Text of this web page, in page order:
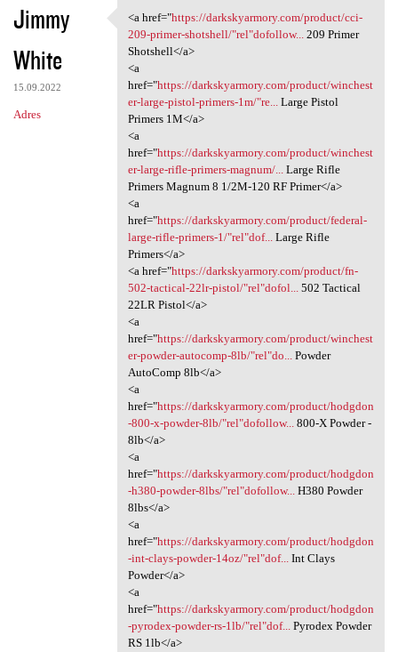
Jimmy
White
15.09.2022
Adres
<a href="https:/
<a href="https://darkskyarmory.com/product/cci-
209-primer-shotshell/"rel"dofollow...
209 Primer
Shotshell</a>
<a
href="https://darkskyarmory.com/product/winchest
er-large-pistol-primers-1m/"re...
Large Pistol
Primers 1M</a>
<a
href="https://darkskyarmory.com/product/winchest
er-large-rifle-primers-magnum/...
Large Rifle
Primers Magnum 8 1/2M-120 RF Primer</a>
<a
href="https://darkskyarmory.com/product/federal-
large-rifle-primers-1/"rel"dof...
Large Rifle
Primers</a>
<a href="https://darkskyarmory.com/product/fn-
502-tactical-22lr-pistol/"rel"dofol...
502 Tactical
22LR Pistol</a>
<a
href="https://darkskyarmory.com/product/winchest
er-powder-autocomp-8lb/"rel"do...
Powder
AutoComp 8lb</a>
<a
href="https://darkskyarmory.com/product/hodgdon
-800-x-powder-8lb/"rel"dofollow...
800-X Powder -
8lb</a>
<a
href="https://darkskyarmory.com/product/hodgdon
-h380-powder-8lbs/"rel"dofollow...
H380 Powder
8lbs</a>
<a
href="https://darkskyarmory.com/product/hodgdon
-int-clays-powder-14oz/"rel"dof...
Int Clays
Powder</a>
<a
href="https://darkskyarmory.com/product/hodgdon
-pyrodex-powder-rs-1lb/"rel"dof...
Pyrodex Powder
RS 1lb</a>